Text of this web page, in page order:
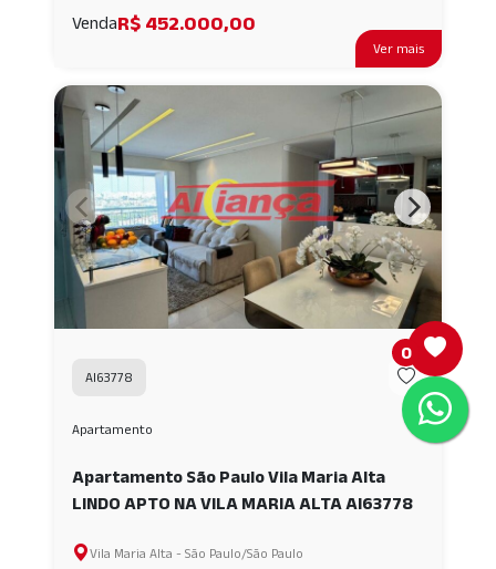
Ver mais
VendaR$ 452.000,00
AI63778
Apartamento
Apartamento São Paulo Vila Maria Alta
LINDO APTO NA VILA MARIA ALTA AI63778
Vila Maria Alta - São Paulo/São Paulo
0